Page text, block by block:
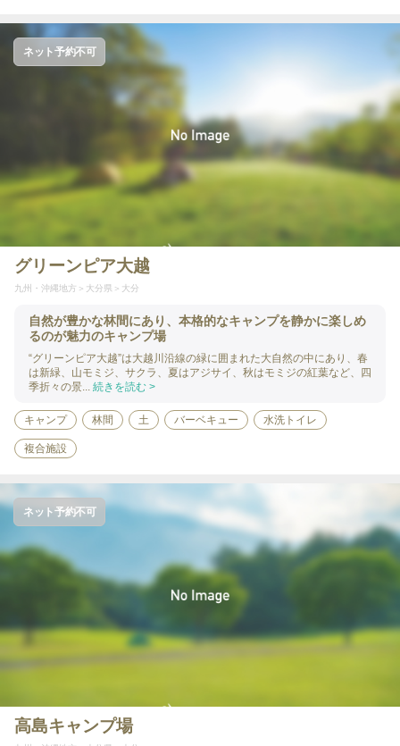
ネット予約不可
グリーンピア大越
九州・沖縄地方 大分県 大分
自然が豊かな林間にあり、本格的なキャンプを静かに楽しめ
るのが魅力のキャンプ場
“グリーンピア大越”は大越川沿線の緑に囲まれた大自然の中にあり、春
は新緑、山モミジ、サクラ、夏はアジサイ、秋はモミジの紅葉など、四
季折々の景... 続きを読む >
キャンプ 林間 土 バーベキュー 水洗トイレ
複合施設
ネット予約不可
高島キャンプ場